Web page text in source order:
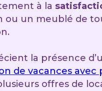
à la
ou un meublé de
la présence
de vacances avec
offres de